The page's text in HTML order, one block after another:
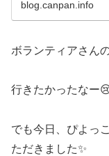
blog.canpan.info
ボランティアさん
行きたかったなー
でも今日、ぴよっ
ただきました✨